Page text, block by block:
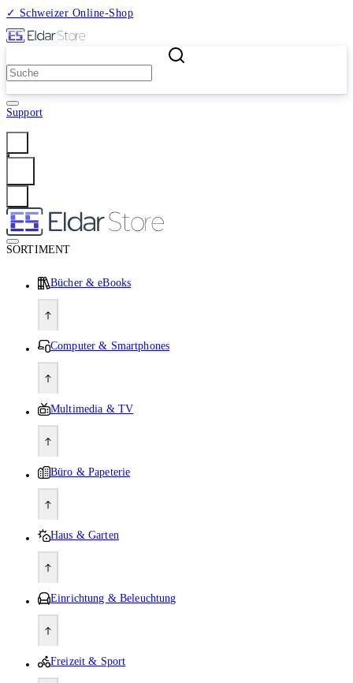
✓ Schweizer Online-Shop
Support
SORTIMENT
Bücher & eBooks
Computer & Smartphones
Multimedia & TV
Büro & Papeterie
Haus & Garten
Einrichtung & Beleuchtung
Freizeit & Sport